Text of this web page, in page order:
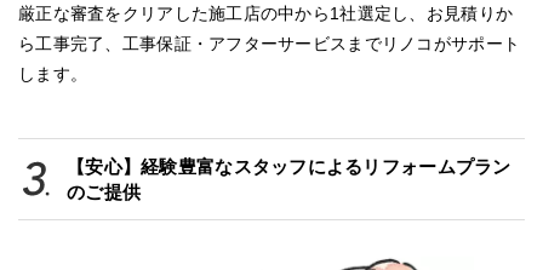
厳正な審査をクリアした施工店の中から1社選定し、お見積りか
ら工事完了、工事保証・アフターサービスまでリノコがサポート
します。
【安心】経験豊富なスタッフによるリフォームプラン
のご提供